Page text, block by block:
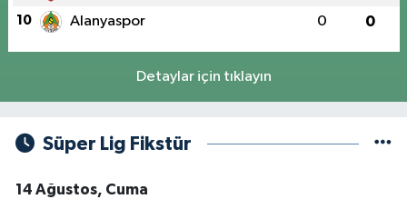
10 Alanyaspor 0 0
Detaylar için tıklayın
Süper Lig Fikstür
14 Ağustos, Cuma